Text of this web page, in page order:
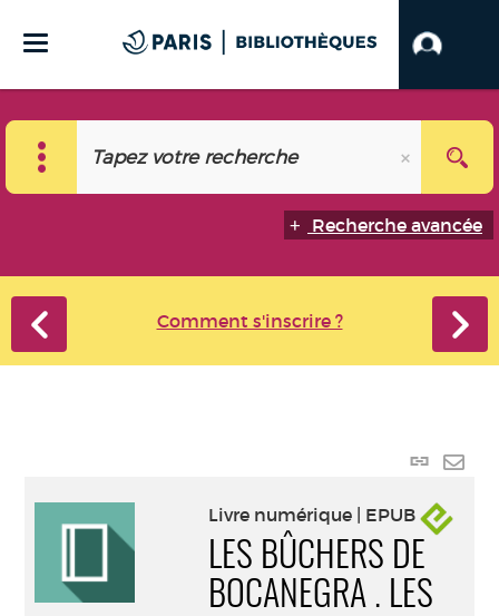
Recherche avancée
Comment s'inscrire ?
Lien
Livre numérique | EPUB
LES BÛCHERS DE
BOCANEGRA . LES